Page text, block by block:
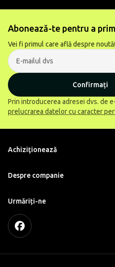
Abonează-te pentru a
Vei fi primul care află despre
Confirmați
Prin introducerea adresei dvs. de
prelucrarea datelor cu caracter
Achiziţionează
Despre companie
Urmăriți-ne